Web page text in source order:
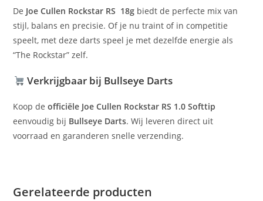
De Joe Cullen Rockstar RS 18g biedt de perfecte mix van
stijl, balans en precisie. Of je nu traint of in competitie
speelt, met deze darts speel je met dezelfde energie als
“The Rockstar” zelf.
Verkrijgbaar bij Bullseye Darts
Koop deofficiële Joe Cullen Rockstar RS 1.0 Softtip
eenvoudig bij Bullseye Darts. Wij leveren direct uit
voorraad en garanderen snelle verzending.
Gerelateerde producten